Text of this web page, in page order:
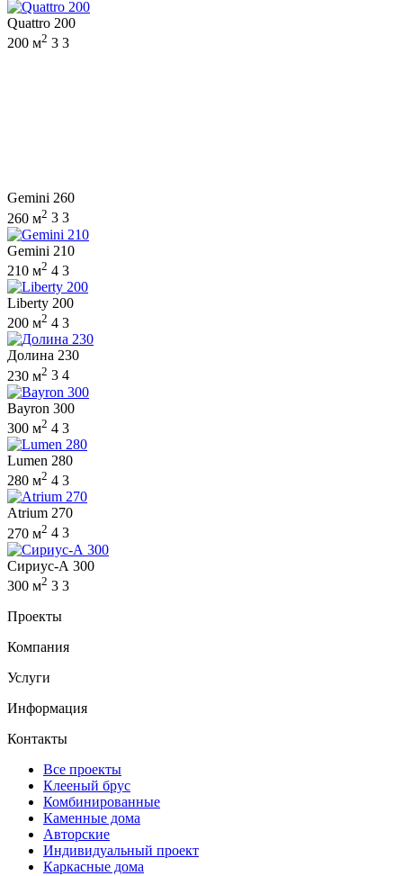
Quattro 200
200 м2 3 3
Gemini 260
260 м2 3 3
Gemini 210
210 м2 4 3
Liberty 200
200 м2 4 3
Долина 230
230 м2 3 4
Bayron 300
300 м2 4 3
Lumen 280
280 м2 4 3
Atrium 270
270 м2 4 3
Сириус-А 300
300 м2 3 3
Проекты
Компания
Услуги
Информация
Контакты
Все проекты
Клееный брус
Комбинированные
Каменные дома
Авторские
Индивидуальный проект
Каркасные дома